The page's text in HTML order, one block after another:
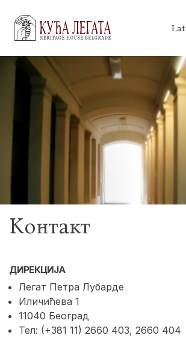
Lat
Контакт
ДИРЕКЦИЈА
Легат Петра Лубарде
Иличићева 1
11040 Београд
Тел: (+381 11) 2660 403, 2660 404